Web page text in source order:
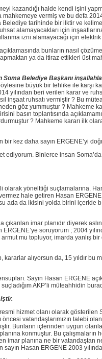
kazandığı halde kendi işini
vermiş ve bu defa
Belediye tarihinde bir ilktir ve
alamayacakları için
izni alamayacağı için
bunların nasıl
ya da itiraz ettikleri üst
Belediye Başkanı
büyük bir tehlike ile karşı
yılından beri verilen karar ve
inşaat ruhsatı vermiştir ? Bu
göz yummuştur ? Mahkeme
basın toplantısında
? Mahkeme kararı ilk
bir kez daha sayın ERGENE’yi
ediyorum. Binlerce insan
yönelttiği suçlamalarına.
hale getiren Hasan
ada da ikisini yolda birini içeride
imar planıdır diyerek
soruyorum ; 2004
mu topluyor, imarda yanlış
alıyorsun da, 15 yıldır bu
Sayın Hasan ERGENE
AKP’li müteahhidin
hizmet olanı olarak gösterilen
vatandaşlarımızın talebi
Bunların içlerinden uygun
konmuştur. Bu çalışmaların
imar planına ne bir vatandaştan
Hasan ERGENE 2003